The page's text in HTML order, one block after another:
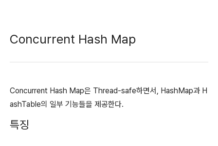
Concurrent Hash Map
Concurrent Hash Map은 Thread-safe하면서, HashMap과 H
ashTable의 일부 기능들을 제공한다.
특징